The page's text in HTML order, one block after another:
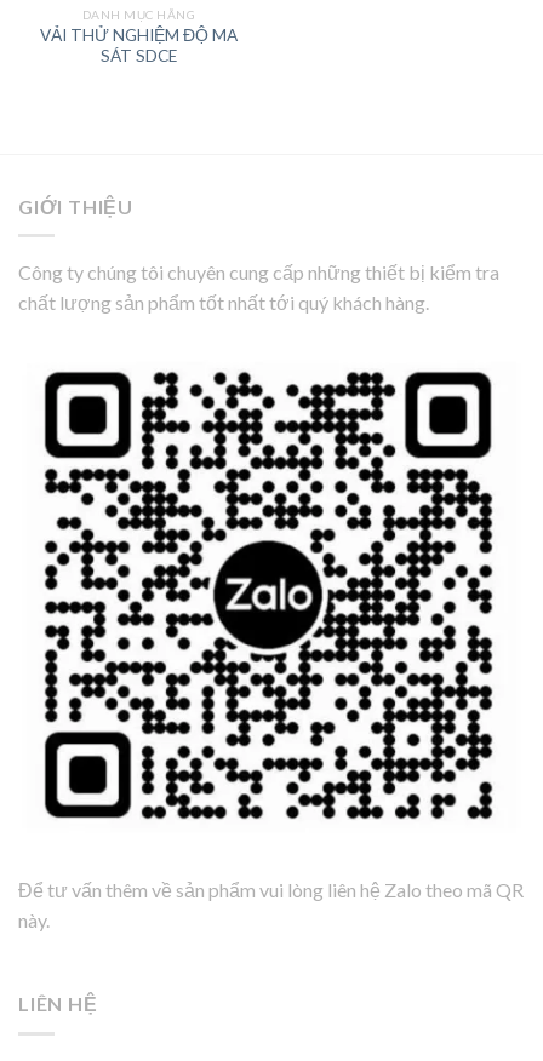
DANH MỤC HÃNG
VẢI THỬ NGHIỆM ĐỘ MA
SÁT SDCE
GIỚI THIỆU
Công ty chúng tôi chuyên cung cấp những thiết bị kiểm tra
chất lượng sản phẩm tốt nhất tới quý khách hàng.
Để tư vấn thêm về sản phẩm vui lòng liên hệ Zalo theo mã QR
này.
LIÊN HỆ